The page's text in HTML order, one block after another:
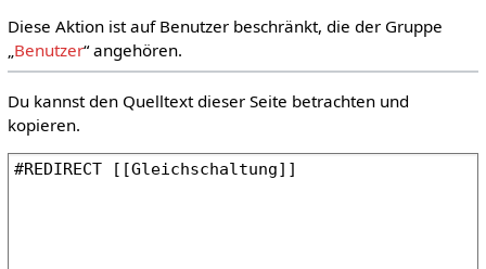
Diese Aktion ist auf Benutzer beschränkt, die der Gruppe
„Benutzer“ angehören.
Du kannst den Quelltext dieser Seite betrachten und
kopieren.